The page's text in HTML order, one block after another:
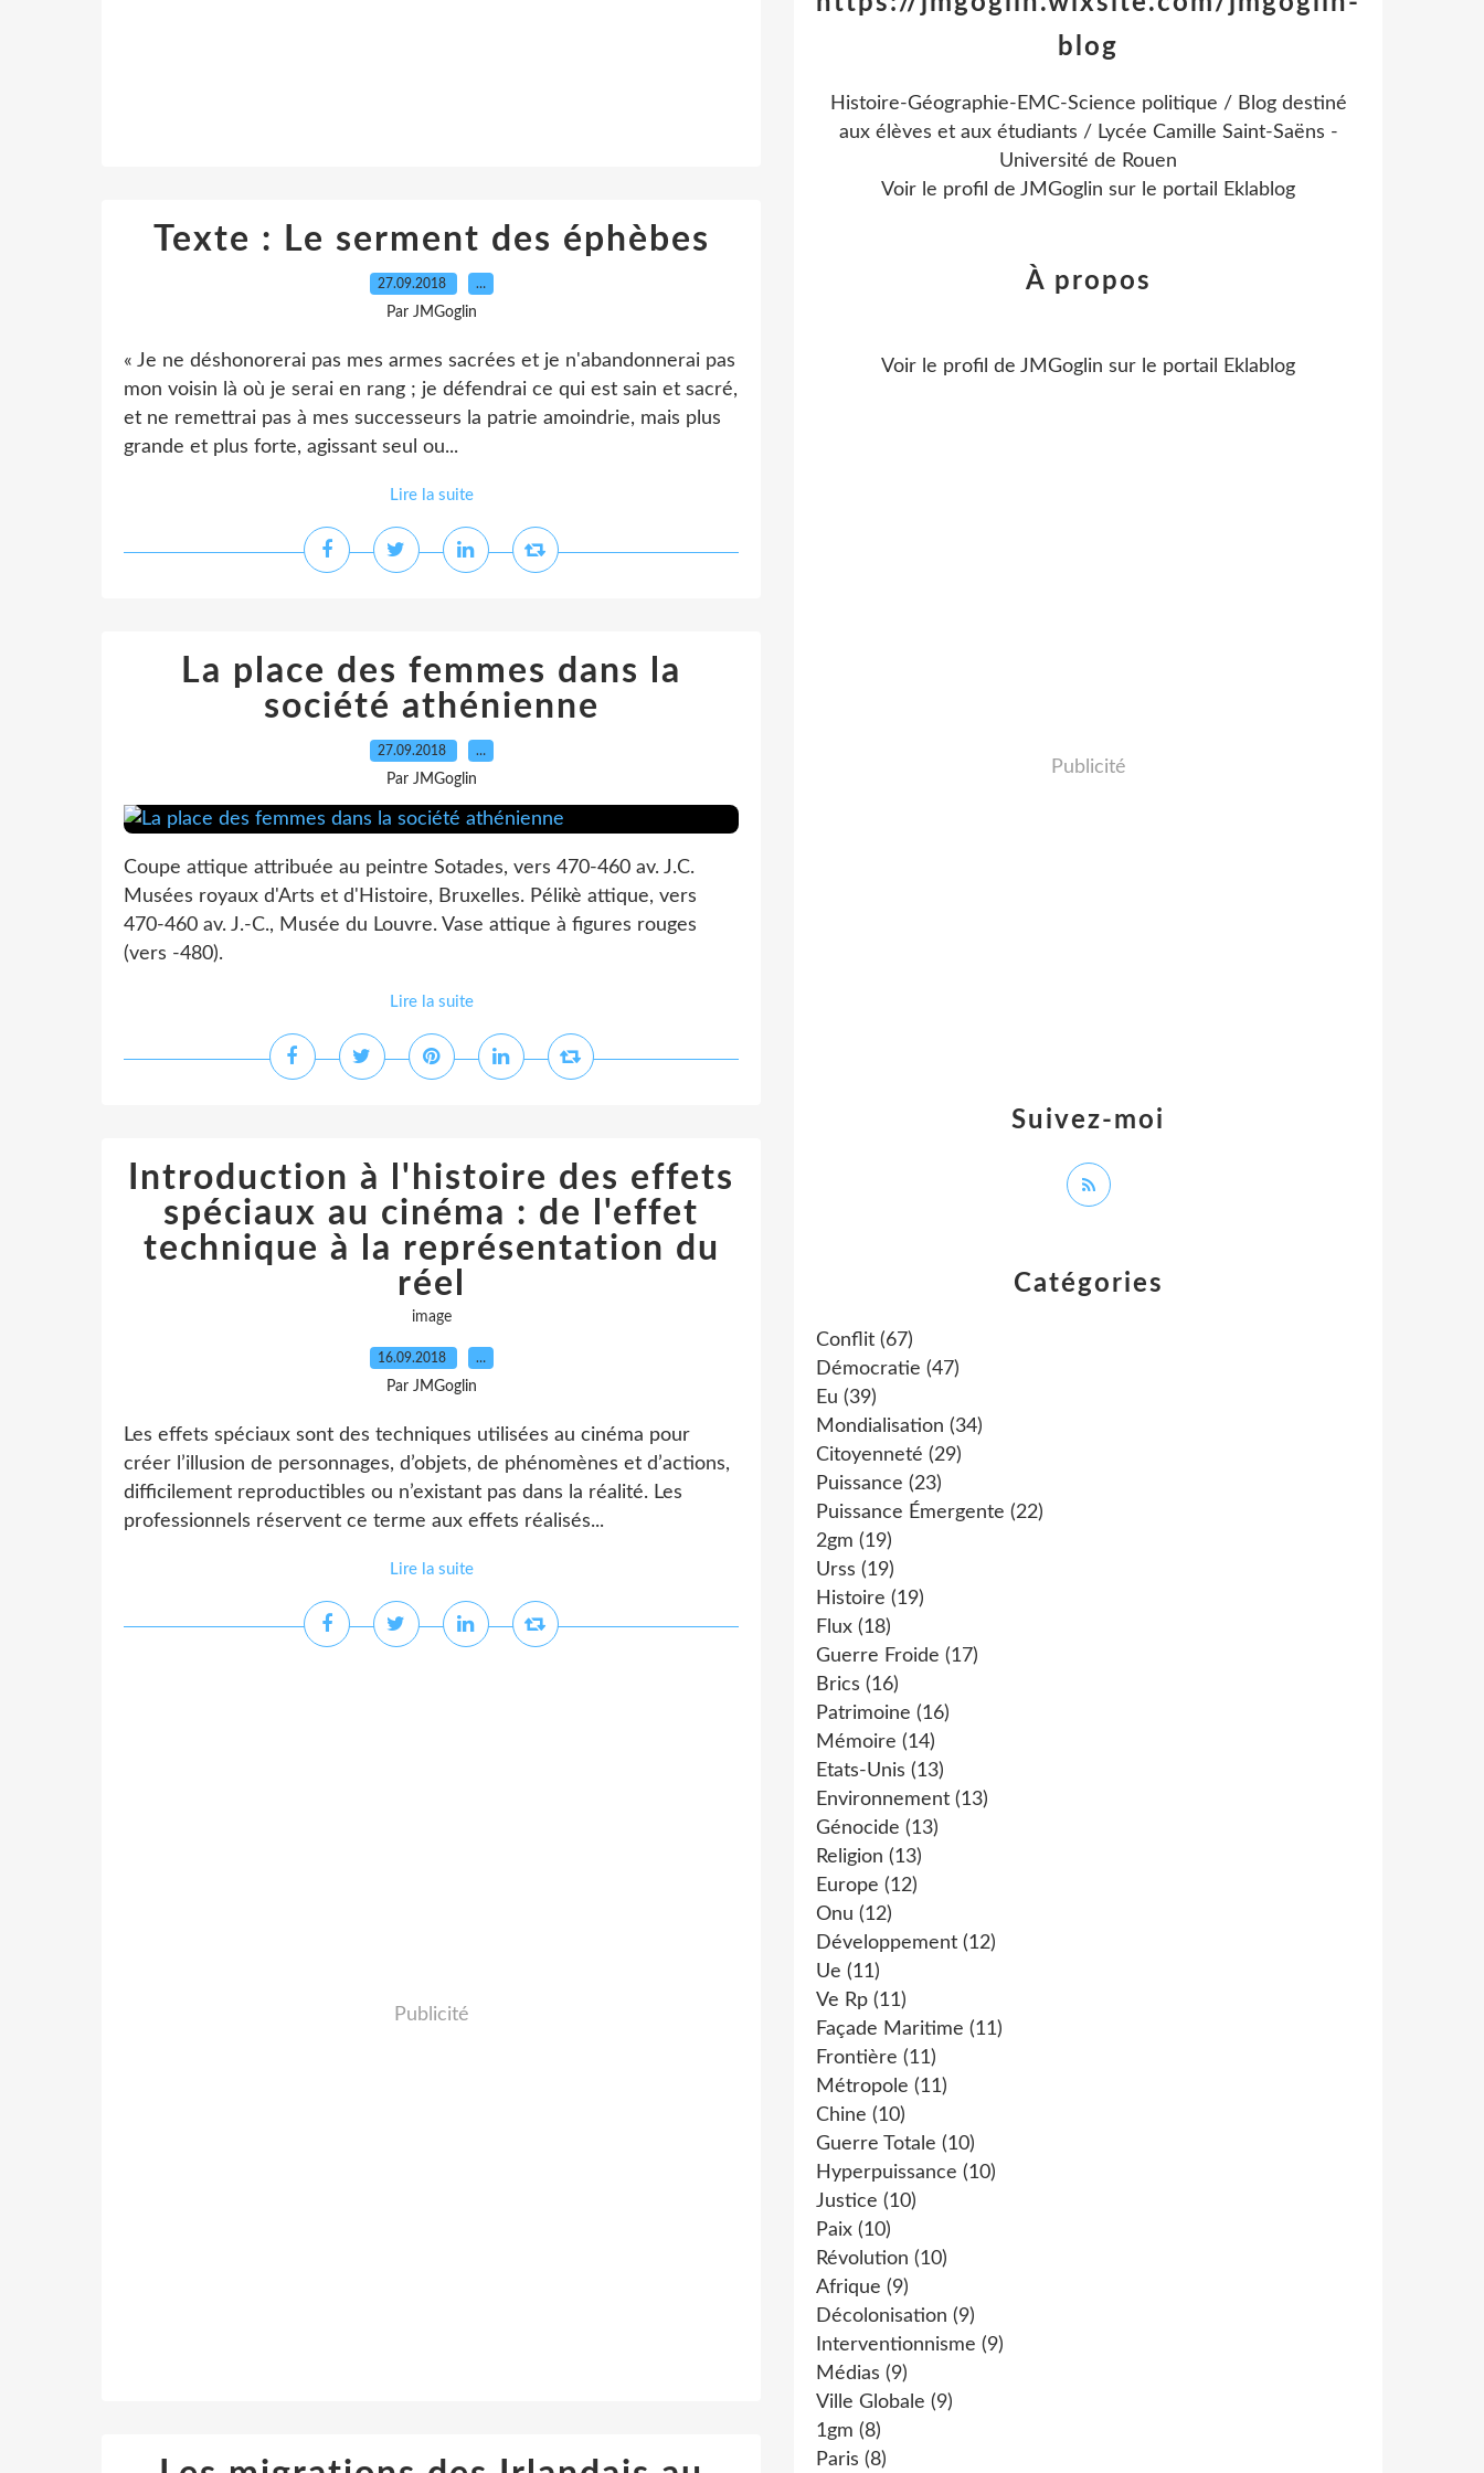
Texte : Le serment des éphèbes
27.09.2018 …
Par JMGoglin
« Je ne déshonorerai pas mes armes sacrées et je n'abandonnerai pas
mon voisin là où je serai en rang ; je défendrai ce qui est sain et sacré,
et ne remettrai pas à mes successeurs la patrie amoindrie, mais plus
grande et plus forte, agissant seul ou...
Lire la suite
La place des femmes dans la
société athénienne
27.09.2018 …
Par JMGoglin
Coupe attique attribuée au peintre Sotades, vers 470-460 av. J.C.
Musées royaux d'Arts et d'Histoire, Bruxelles. Pélikè attique, vers
470-460 av. J.-C., Musée du Louvre. Vase attique à figures rouges
(vers -480).
Lire la suite
Introduction à l'histoire des effets
spéciaux au cinéma : de l'effet
technique à la représentation du
réel
image
16.09.2018 …
Par JMGoglin
Les effets spéciaux sont des techniques utilisées au cinéma pour
créer l’illusion de personnages, d’objets, de phénomènes et d’actions,
difficilement reproductibles ou n’existant pas dans la réalité. Les
professionnels réservent ce terme aux effets réalisés...
Lire la suite
Publicité
Catégories
Conflit (67)
Démocratie (47)
Eu (39)
Mondialisation (34)
Citoyenneté (29)
Puissance (23)
Puissance Émergente (22)
2gm (19)
Urss (19)
Histoire (19)
Flux (18)
Guerre Froide (17)
Brics (16)
Patrimoine (16)
Mémoire (14)
Etats-Unis (13)
Environnement (13)
Génocide (13)
Religion (13)
Europe (12)
Onu (12)
Développement (12)
Ue (11)
Ve Rp (11)
Façade Maritime (11)
Frontière (11)
Métropole (11)
Chine (10)
Guerre Totale (10)
Hyperpuissance (10)
Justice (10)
Paix (10)
Révolution (10)
Afrique (9)
Décolonisation (9)
Interventionnisme (9)
Médias (9)
Ville Globale (9)
1gm (8)
Paris (8)
blog
Histoire-Géographie-EMC-Science politique / Blog destiné
aux élèves et aux étudiants / Lycée Camille Saint-Saëns -
Université de Rouen
Voir le profil de JMGoglin sur le portail Eklablog
Suivez-moi
À propos
Voir le profil de JMGoglin sur le portail Eklablog
Publicité